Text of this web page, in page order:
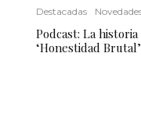
Destacadas
Podcast: La historia
‘Honestidad Brutal’